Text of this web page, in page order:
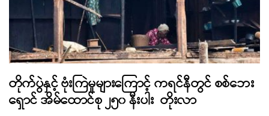
တိုက်ပွဲနှင့် ဗုံးကြဲမှုများကြောင့် ကရင်နီတွင် စစ်ဘေး
ရှောင် အိမ်ထောင်စု ၂၅၀ နီးပါး တိုးလာ